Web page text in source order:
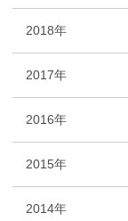
2018年
2017年
2016年
2015年
2014年